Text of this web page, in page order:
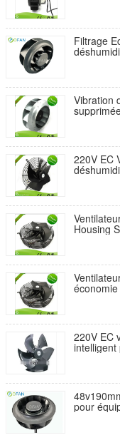
Filtrage
Vibration
220V EC
Housing
220V EC
intelligent
pour